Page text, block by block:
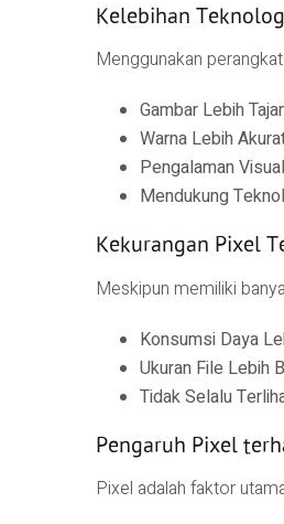
Kelebihan
Menggunakan
Gambar Lebih
Warna Lebih
Pengalaman
Mendukung
Kekurangan Pixel
Meskipun memiliki
Konsumsi Daya
Ukuran File Lebih
Tidak Selalu
Pengaruh Pixel
Pixel adalah faktor